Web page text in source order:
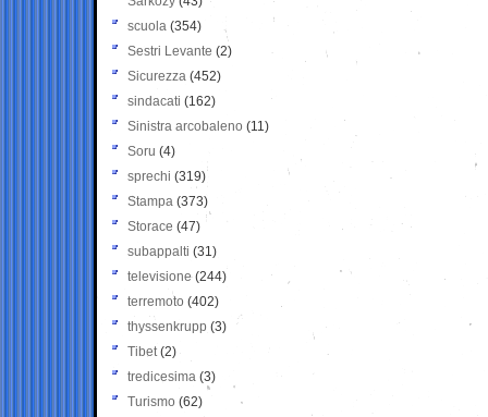
scuola (354)
Sestri Levante (2)
Sicurezza (452)
sindacati (162)
Sinistra arcobaleno (11)
Soru (4)
sprechi (319)
Stampa (373)
Storace (47)
subappalti (31)
televisione(244)
terremoto (402)
thyssenkrupp (3)
Tibet(2)
tredicesima (3)
Turismo (62)